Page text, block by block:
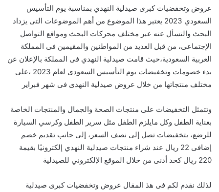
عروض وتخفضيات كبرى صيدلية النهدي بمناسبة يوم التأسيس
السعودي 2023 يعتبر هذا الموضوع من أهم الموضوعات التى يزداد
البحث والتسأل عنه عبر مختلف محركات البحث ومواقع التواصل
الإجتماعى، من قبل العديد من المواطنين والمقيمين فى المملكة
العربية السعودية،حيث قامت صيدلية النهدي فى المملكة بالإعلان عن
بدء خصومات وتخفيضات يوم التأسيس السعودى لعام 2023 ،على
مختلف منتجاتها من خلال عروض صيدلية النهدى فى شهر فبراير
وتتمثل التخفيضات على منتجات الصحة والجمال والمنتجات الخاصة
بعناية الطفل وكل مايلزم الطفل مثل سرير الطفل وكرسي السيارة
للرضع، بتخفيضات تصل إلى نصف السعر، إلى جانب تقديم خصم
إضافى 22 ريال عند شراء منتجات صيدلية النهدي إلكترونيًا بقيمة
220 ريال كحد أدنى من خلال الموقع الإلكتروني للصيدلية
لذلك نقدم لكم فى هذ المقال عروض وتخفضيات كبرى صيدلية